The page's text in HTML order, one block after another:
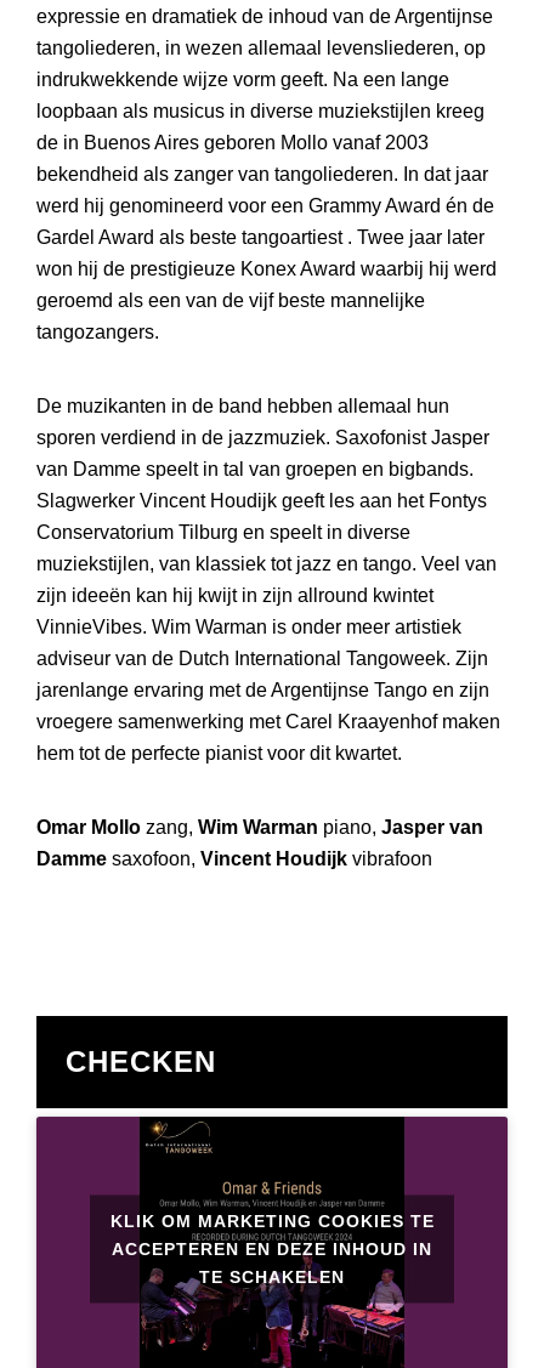
expressie en dramatiek de inhoud van de Argentijnse
tangoliederen, in wezen allemaal levensliederen, op
indrukwekkende wijze vorm geeft. Na een lange
loopbaan als musicus in diverse muziekstijlen kreeg
de in Buenos Aires geboren Mollo vanaf 2003
bekendheid als zanger van tangoliederen. In dat jaar
werd hij genomineerd voor een Grammy Award én de
Gardel Award als beste tangoartiest . Twee jaar later
won hij de prestigieuze Konex Award waarbij hij werd
geroemd als een van de vijf beste mannelijke
tangozangers.
De muzikanten in de band hebben allemaal hun
sporen verdiend in de jazzmuziek. Saxofonist Jasper
van Damme speelt in tal van groepen en bigbands.
Slagwerker Vincent Houdijk geeft les aan het Fontys
Conservatorium Tilburg en speelt in diverse
muziekstijlen, van klassiek tot jazz en tango. Veel van
zijn ideeën kan hij kwijt in zijn allround kwintet
VinnieVibes. Wim Warman is onder meer artistiek
adviseur van de Dutch International Tangoweek. Zijn
jarenlange ervaring met de Argentijnse Tango en zijn
vroegere samenwerking met Carel Kraayenhof maken
hem tot de perfecte pianist voor dit kwartet.
Omar Mollo zang, Wim Warman piano, Jasper van
Damme saxofoon, Vincent Houdijk vibrafoon
CHECKEN
KLIK OM MARKETING COOKIES TE
ACCEPTEREN EN DEZE INHOUD IN
TE SCHAKELEN